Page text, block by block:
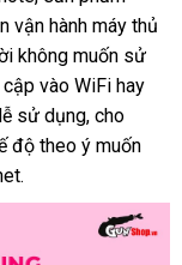
sánh
nào
vận hành máy thủ
không muốn sử
vào WiFi hay
sử dụngmua
hàng
, cho
độ theo ý muốn